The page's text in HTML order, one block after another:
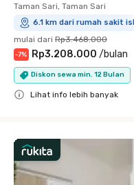
Taman Sari, Taman Sari
6.1 km dari rumah sakit
mulai dari Rp3.468.000
-7% Rp3.208.000 /bulan
Diskon sewa min. 12 Bulan
Lihat info lebih banyak